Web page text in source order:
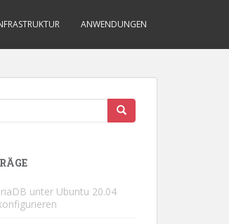
ANWENDUNGEN
unter Ubuntu 20.04